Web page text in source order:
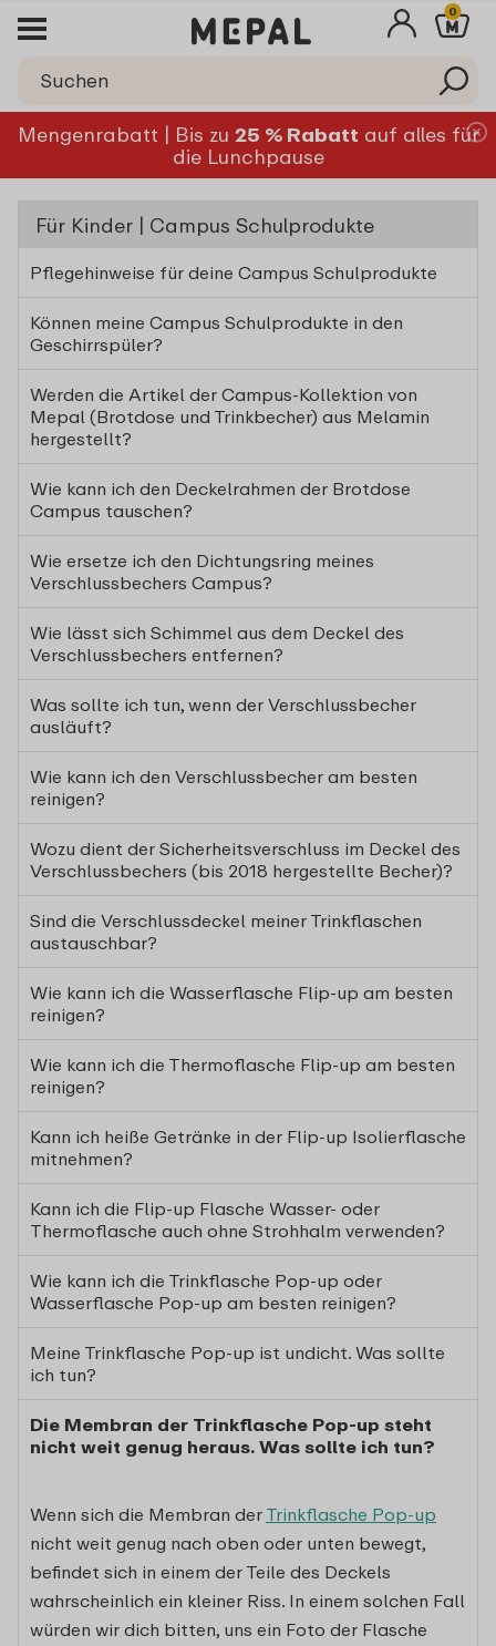
0
Mengenrabatt | Bis zu 25 % Rabatt auf alles für
die Lunchpause
Für Kinder | Campus Schulprodukte
Pflegehinweise für deine Campus Schulprodukte
Können meine Campus Schulprodukte in den
Geschirrspüler?
Werden die Artikel der Campus-Kollektion von
Mepal (Brotdose und Trinkbecher) aus Melamin
hergestellt?
Wie kann ich den Deckelrahmen der Brotdose
Campus tauschen?
Wie ersetze ich den Dichtungsring meines
Verschlussbechers Campus?
Wie lässt sich Schimmel aus dem Deckel des
Verschlussbechers entfernen?
Was sollte ich tun, wenn der Verschlussbecher
ausläuft?
Wie kann ich den Verschlussbecher am besten
reinigen?
Wozu dient der Sicherheitsverschluss im Deckel des
Verschlussbechers (bis 2018 hergestellte Becher)?
Sind die Verschlussdeckel meiner Trinkflaschen
austauschbar?
Wie kann ich die Wasserflasche Flip-up am besten
reinigen?
Wie kann ich die Thermoflasche Flip-up am besten
reinigen?
Kann ich heiße Getränke in der Flip-up Isolierflasche
mitnehmen?
Kann ich die Flip-up Flasche Wasser- oder
Thermoflasche auch ohne Strohhalm verwenden?
Wie kann ich die Trinkflasche Pop-up oder
Wasserflasche Pop-up am besten reinigen?
Meine Trinkflasche Pop-up ist undicht. Was sollte
ich tun?
Die Membran der Trinkflasche Pop-up steht
nicht weit genug heraus. Was sollte ich tun?
Wenn sich die Membran der Trinkflasche Pop-up
nicht weit genug nach oben oder unten bewegt,
befindet sich in einem der Teile des Deckels
wahrscheinlich ein kleiner Riss. In einem solchen Fall
würden wir dich bitten, uns ein Foto der Flasche